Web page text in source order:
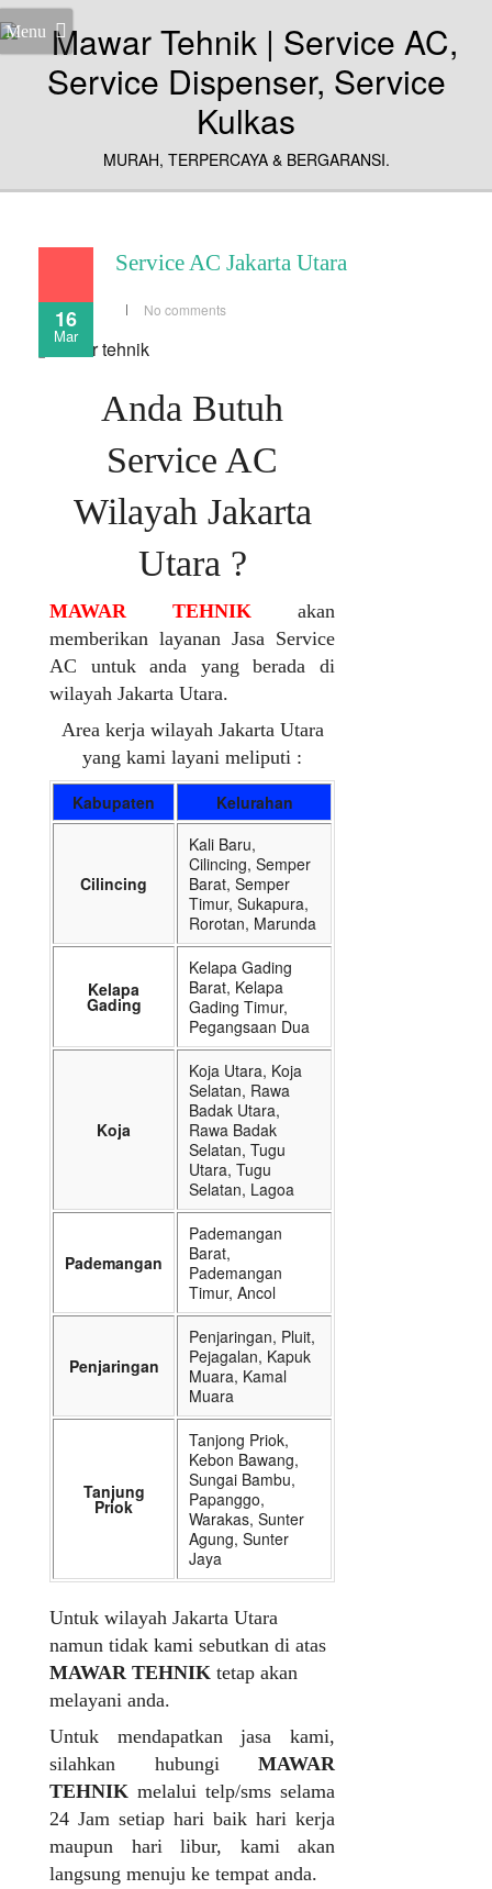
Menu
MURAH, TERPERCAYA & BERGARANSI.
16
Mar
Service AC Jakarta Utara
No comments
Anda Butuh
Service AC
Wilayah Jakarta
Utara ?
MAWAR TEHNIK akan
memberikan layanan Jasa Service
AC untuk anda yang berada di
wilayah Jakarta Utara.
Area kerja wilayah Jakarta Utara
yang kami layani meliputi :
Kabupaten Kelurahan
Cilincing
Kali Baru,
Cilincing, Semper
Barat, Semper
Timur, Sukapura,
Rorotan, Marunda
Kelapa
Gading
Kelapa Gading
Barat, Kelapa
Gading Timur,
Pegangsaan Dua
Koja
Koja Utara, Koja
Selatan, Rawa
Badak Utara,
Rawa Badak
Selatan, Tugu
Utara, Tugu
Selatan, Lagoa
Pademangan
Pademangan
Barat,
Pademangan
Timur, Ancol
Penjaringan
Penjaringan, Pluit,
Pejagalan, Kapuk
Muara, Kamal
Muara
Tanjung
Priok
Tanjong Priok,
Kebon Bawang,
Sungai Bambu,
Papanggo,
Warakas, Sunter
Agung, Sunter
Jaya
Untuk wilayah Jakarta Utara
namun tidak kami sebutkan di atas
MAWAR TEHNIK tetap akan
melayani anda.
Untuk mendapatkan jasa kami,
silahkan hubungi MAWAR
TEHNIK melalui telp/sms selama
24 Jam setiap hari baik hari kerja
maupun hari libur, kami akan
langsung menuju ke tempat anda.